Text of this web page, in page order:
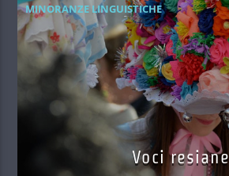
MINORANZE LINGUISTICHE
Voci resiane